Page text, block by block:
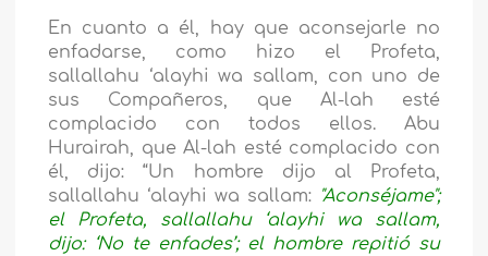
En cuanto a él, hay que aconsejarle no
enfadarse, como hizo el Profeta,
sallallahu ‘alayhi wa sallam, con uno de
sus Compañeros, que Al-lah esté
complacido con todos ellos. Abu
Hurairah, que Al-lah esté complacido con
él, dijo: “Un hombre dijo al Profeta,
sallallahu ‘alayhi wa sallam: "Aconséjame";
el Profeta, sallallahu ‘alayhi wa sallam,
dijo: ‘No te enfades’; el hombre repitió su